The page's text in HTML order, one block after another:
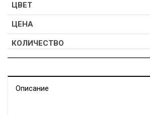
Описание